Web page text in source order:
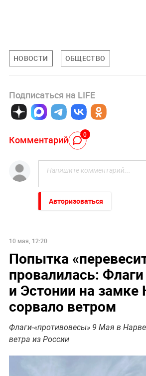
НОВОСТИ ОБЩЕСТВО
Подписаться на LIFE
Комментарий 0
Авторизоваться
10 мая, 12:20
Попытка
провалилась:
и Эстонии на
сорвало ветром
Флаги-«противовесы» 9 Мая в
ветра из России